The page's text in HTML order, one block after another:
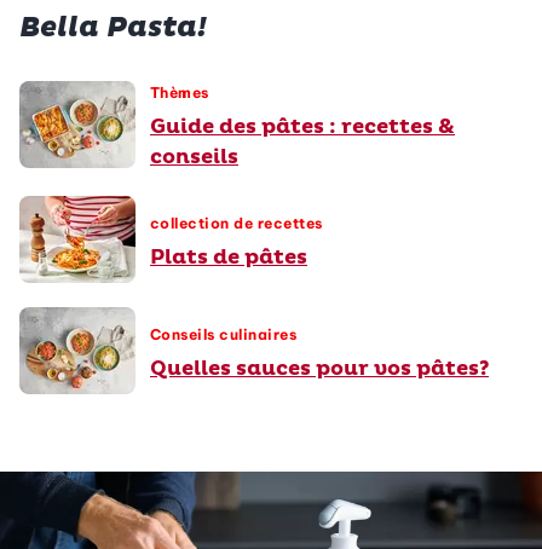
Bella Pasta!
Thèmes
Guide des pâtes : recettes &
conseils
collection de recettes
Plats de pâtes
Conseils culinaires
Quelles sauces pour vos pâtes?